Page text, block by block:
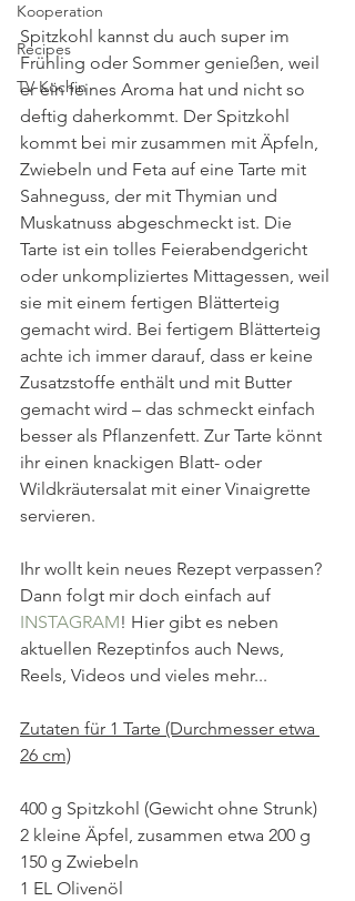
Kooperation
Recipes
TV-Köchin
Spitzkohl kannst du auch super im
Frühling oder Sommer genießen, weil
er ein feines Aroma hat und nicht so
deftig daherkommt. Der Spitzkohl
kommt bei mir zusammen mit Äpfeln,
Zwiebeln und Feta auf eine Tarte mit
Sahneguss, der mit Thymian und
Muskatnuss abgeschmeckt ist. Die
Tarte ist ein tolles Feierabendgericht
oder unkompliziertes Mittagessen, weil
sie mit einem fertigen Blätterteig
gemacht wird. Bei fertigem Blätterteig
achte ich immer darauf, dass er keine
Zusatzstoffe enthält und mit Butter
gemacht wird – das schmeckt einfach
besser als Pflanzenfett. Zur Tarte könnt
ihr einen knackigen Blatt- oder
Wildkräutersalat mit einer Vinaigrette
servieren.
Ihr wollt kein neues Rezept verpassen?
Dann folgt mir doch einfach auf
INSTAGRAM! Hier gibt es neben
aktuellen Rezeptinfos auch News,
Reels, Videos und vieles mehr...
Zutaten für 1 Tarte (Durchmesser etwa
26 cm)
400 g Spitzkohl (Gewicht ohne Strunk)
2 kleine Äpfel, zusammen etwa 200 g
150 g Zwiebeln
1 EL Olivenöl